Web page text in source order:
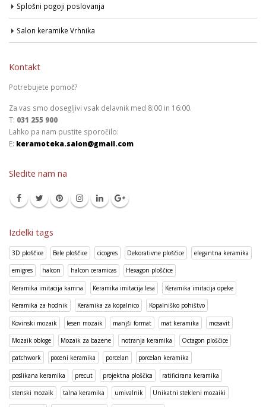
Splošni pogoji poslovanja
Salon keramike Vrhnika
Kontakt
Potrebujete pomoč?
Za vas smo dosegljivi vsak delavnik med 8:00 in 16:00.
T: 031 255 900
Lahko pa nam pustite sporočilo:
E: keramoteka.salon@gmail.com
Sledite nam na
Izdelki tags
3D ploščice Bele ploščice cicogres Dekorativne ploščice elegantna keramika
emigres halcon halcon ceramicas Hexagon ploščice
Keramika imitacija kamna Keramika imitacija lesa Keramika imitacija opeke
Keramika za hodnik Keramika za kopalnico Kopalniško pohištvo
Kovinski mozaik lesen mozaik manjši format mat keramika mosavit
Mozaik obloge Mozaik za bazene notranja keramika Octagon ploščice
patchwork poceni keramika porcelan porcelan keramika
poslikana keramika precut projektna ploščica ratificirana keramika
stenski mozaik talna keramika umivalnik Unikatni stekleni mozaiki